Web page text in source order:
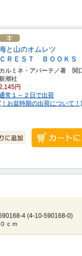
と山のオムレツ
ＣＲＥＳＴ ＢＯＯＫＳ
カルミネ・アバーテ／著 関
潮社
円
常１～２日で出荷
！お盆時期の出荷について！)
4 (4-10-590168-0)
ｃｍ